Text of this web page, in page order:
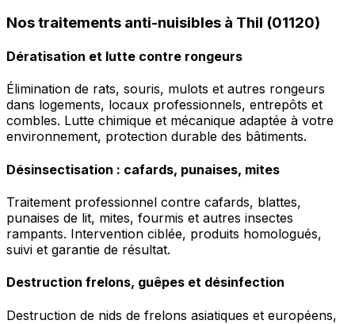
Nos traitements anti-nuisibles à Thil (01120)
Dératisation et lutte contre rongeurs
Élimination de rats, souris, mulots et autres rongeurs
dans logements, locaux professionnels, entrepôts et
combles. Lutte chimique et mécanique adaptée à votre
environnement, protection durable des bâtiments.
Désinsectisation : cafards, punaises, mites
Traitement professionnel contre cafards, blattes,
punaises de lit, mites, fourmis et autres insectes
rampants. Intervention ciblée, produits homologués,
suivi et garantie de résultat.
Destruction frelons, guêpes et désinfection
Destruction de nids de frelons asiatiques et européens,